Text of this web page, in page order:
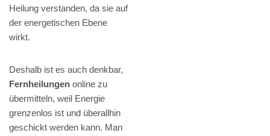
Heilung verstanden, da sie auf
der energetischen Ebene
wirkt.
Deshalb ist es auch denkbar,
Fernheilungen online zu
übermitteln, weil Energie
grenzenlos ist und überallhin
geschickt werden kann. Man